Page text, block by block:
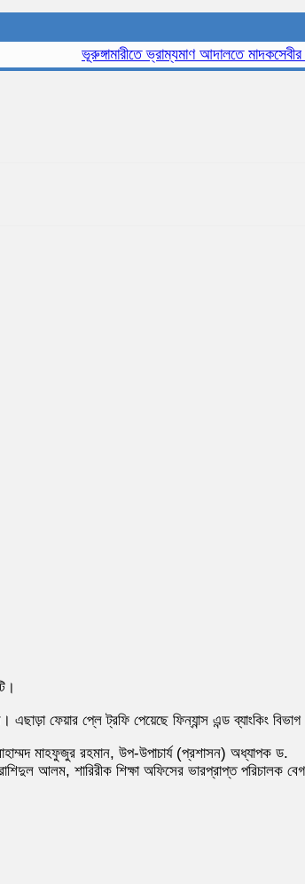
ভূরুঙ্গামারীতে ভ্রাম্যমাণ আদালতে মাদকসেবীর এক
ফেয়ার প্লে ট্রফি পেয়েছে ফিন্যান্স এন্ড ব্যাংকিং
মাহফুজুর রহমান, উপ-উপাচার্য (প্রশাসন) অধ্যাপক ড.
আলম, শারিরীক শিক্ষা অফিসের ভারপ্রাপ্ত পরিচালক